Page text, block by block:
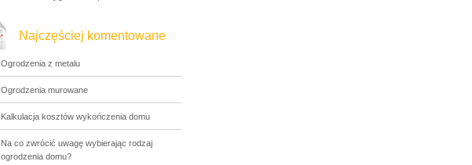
Najczęściej komentowane
Ogrodzenia z metalu
Ogrodzenia murowane
Kalkulacja kosztów wykończenia domu
Na co zwrócić uwagę wybierając rodzaj
ogrodzenia domu?